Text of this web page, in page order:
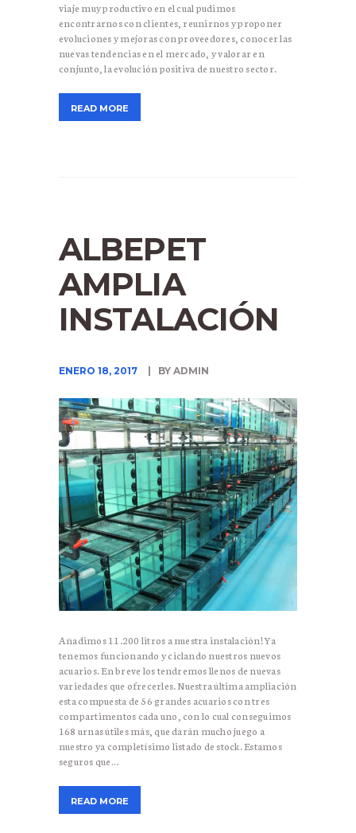
viaje muy productivo en el cual pudimos
encontrarnos con clientes, reunirnos y proponer
evoluciones y mejoras con proveedores, conocer las
nuevas tendencias en el mercado, y valorar en
conjunto, la evolución positiva de nuestro sector.
READ MORE
ALBEPET
AMPLIA
INSTALACIÓN
ENERO 18, 2017 BY ADMIN
Añadimos 11.200 litros a nuestra instalación! Ya
tenemos funcionando y ciclando nuestros nuevos
acuarios. En breve los tendremos llenos de nuevas
variedades que ofrecerles. Nuestra última ampliación
esta compuesta de 56 grandes acuarios con tres
compartimentos cada uno, con lo cual conseguimos
168 urnas útiles más, que darán mucho juego a
nuestro ya completísimo listado de stock. Estamos
seguros que…
READ MORE